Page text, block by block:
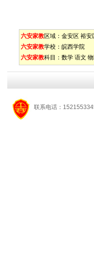
六安家教区域： 金安区 裕安
六安家教学校： 皖西学院
六安家教科目： 数学 语文
联系电话：